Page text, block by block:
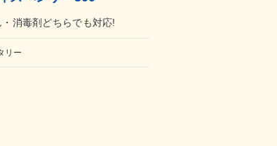
消毒剤どちらでも対応!
リー